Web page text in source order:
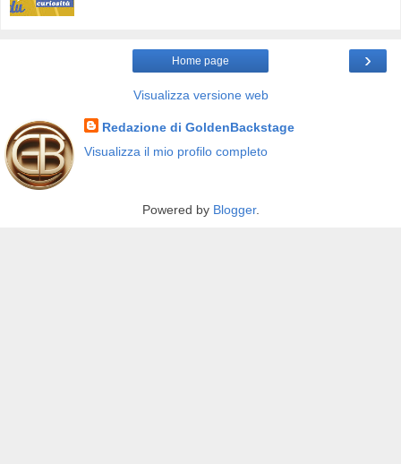
›
Home page
Visualizza versione web
Redazione di GoldenBackstage
Visualizza il mio profilo completo
Powered by Blogger.